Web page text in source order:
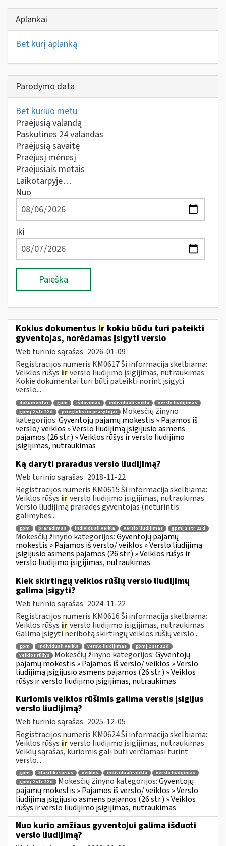
Aplankai
Bet kurį aplanką
Parodymo data
Bet kuriuo metu
Praėjusią valandą
Paskutines 24 valandas
Praėjusią savaitę
Praėjusį mėnesį
Praėjusiais metais
Laikotarpyje…
Nuo
Iki
Paieška
Kokius dokumentus ir kokiu būdu turi pateikti
gyventojas, norėdamas įsigyti verslo
Web turinio sąrašas 2026-01-09
Registracijos numeris KM0617 Ši informacija skelbiama:
Veiklos rūšys irverslo liudijimo įsigijimas, nutraukimas
Kokie dokumentai turi būti pateikti norint įsigyti
verslo...
dokumentai gpm išdavimas individuali veikla
verslo liudijimas
gpmį 2 str 22 d
prieglobsčio prašytojai
Mokesčių žinyno
kategorijos:Gyventojų pajamų mokestis » Pajamos iš
verslo/ veiklos » Verslo liudijimą įsigijusio asmens
pajamos (26 str.) » Veiklos rūšys ir verslo liudijimo
įsigijimas, nutraukimas
Ką daryti praradus verslo liudijimą?
Web turinio sąrašas 2018-11-22
Registracijos numeris KM0615 Ši informacija skelbiama:
Veiklos rūšys irverslo liudijimo įsigijimas, nutraukimas
Verslo liudijimą praradęs gyventojas (neturintis
galimybės...
gpm praradimas individuali veikla verslo liudijimas gpmį 2 str 22 d
Mokesčių žinyno kategorijos:Gyventojų pajamų
mokestis » Pajamos iš verslo/ veiklos » Verslo liudijimą
įsigijusio asmens pajamos (26 str.) » Veiklos rūšys ir
verslo liudijimo įsigijimas, nutraukimas
Kiek skirtingų veiklos rūšių verslo liudijimų
galima įsigyti?
Web turinio sąrašas 2024-11-22
Registracijos numeris KM0616 Ši informacija skelbiama:
Veiklos rūšys irverslo liudijimo įsigijimas, nutraukimas
Galima įsigyti neribotą skirtingų veiklos rūšių verslo...
gpm individuali veikla verslo liudijimas
gpmį 2 str 22 d
veiklos rūšys
Mokesčių žinyno kategorijos:Gyventojų
pajamų mokestis » Pajamos iš verslo/ veiklos » Verslo
liudijimą įsigijusio asmens pajamos (26 str.) » Veiklos
rūšys ir verslo liudijimo įsigijimas, nutraukimas
Kuriomis veiklos rūšimis galima verstis įsigijus
verslo liudijimą?
Web turinio sąrašas 2025-12-05
Registracijos numeris KM0624 Ši informacija skelbiama:
Veiklos rūšys irverslo liudijimo įsigijimas, nutraukimas
Veiklų sąrašas, kuriomis gali būti verčiamasi turint
verslo...
gpm klasifikatorius veiklos individuali veikla
verslo liudijimas
gpmį 2 str 22 d
Mokesčių žinyno kategorijos:Gyventojų
pajamų mokestis » Pajamos iš verslo/ veiklos » Verslo
liudijimą įsigijusio asmens pajamos (26 str.) » Veiklos
rūšys ir verslo liudijimo įsigijimas, nutraukimas
Nuo kurio amžiaus gyventojui galima išduoti
verslo liudijimą?